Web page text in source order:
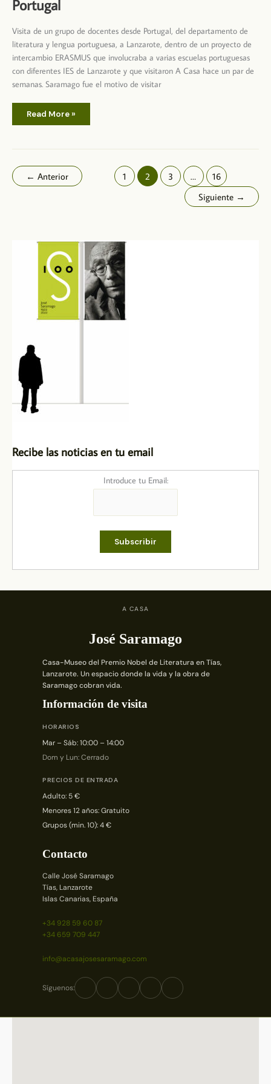
Portugal
Visita de un grupo de docentes desde Portugal, del departamento de
literatura y lengua portuguesa, a Lanzarote, dentro de un proyecto de
intercambio ERASMUS que involucraba a varias escuelas portuguesas
con diferentes IES de Lanzarote y que visitaron A Casa hace un par de
semanas. Saramago fue el motivo de visitar
Visita
un
docentes
Portugal
Read More »
← Anterior 1 2 3 …
16
Siguiente →
Recibe las noticias en tu email
Introduce tu Email:
A CASA
José Saramago
Casa-Museo del Premio Nobel de Literatura en Tías,
Lanzarote. Un espacio donde la vida y la obra de
Saramago cobran vida.
Información de visita
HORARIOS
Mar – Sáb: 10:00 – 14:00
Dom y Lun: Cerrado
PRECIOS DE ENTRADA
Adulto: 5 €
Menores 12 años: Gratuito
Grupos (min. 10): 4 €
Contacto
Calle José Saramago
Tías, Lanzarote
Islas Canarias, España
+34 928 59 60 87
+34 659 709 447
info@acasajosesaramago.com
Síguenos: